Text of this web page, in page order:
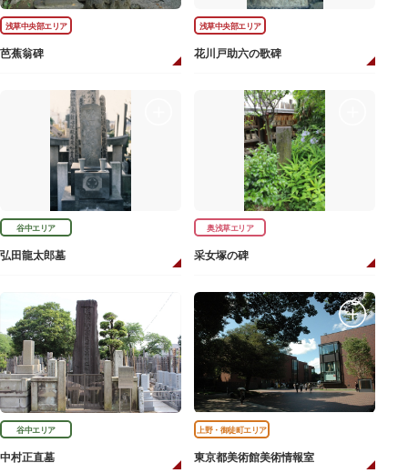
浅草中央部エリア
芭蕉翁碑
浅草中央部エリア
花川戸助六の歌碑
谷中エリア
弘田龍太郎墓
奥浅草エリア
采女塚の碑
谷中エリア
中村正直墓
上野・御徒町エリア
東京都美術館美術情報室